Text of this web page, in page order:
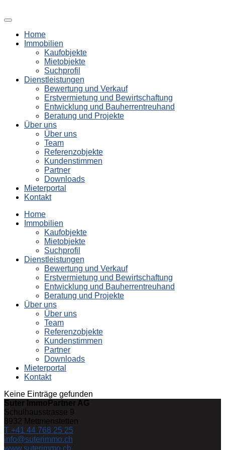
Home
Immobilien
Kaufobjekte
Mietobjekte
Suchprofil
Dienstleistungen
Bewertung und Verkauf
Erstvermietung und Bewirtschaftung
Entwicklung und Bauherrentreuhand
Beratung und Projekte
Über uns
Über uns
Team
Referenzobjekte
Kundenstimmen
Partner
Downloads
Mieterportal
Kontakt
Home
Immobilien
Kaufobjekte
Mietobjekte
Suchprofil
Dienstleistungen
Bewertung und Verkauf
Erstvermietung und Bewirtschaftung
Entwicklung und Bauherrentreuhand
Beratung und Projekte
Über uns
Über uns
Team
Referenzobjekte
Kundenstimmen
Partner
Downloads
Mieterportal
Kontakt
Keine Einträge gefunden
Suter ImmoPartner AG
Schulhausstrasse 9
8932 Mettmenstetten
T +41 44 768 25 25
info@suterimmo.ch
www.suterimmo.ch